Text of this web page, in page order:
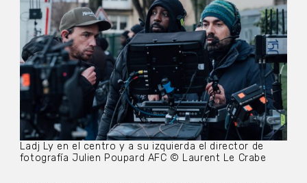
Ladj Ly en el centro y a su izquierda el director de
fotografía Julien Poupard AFC © Laurent Le Crabe